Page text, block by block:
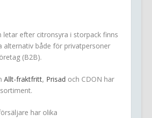
letar efter citronsyra i storpack finns
alternativ både för privatpersoner
(B2B).
Allt-fraktfritt, Prisad och CDON har
har olika